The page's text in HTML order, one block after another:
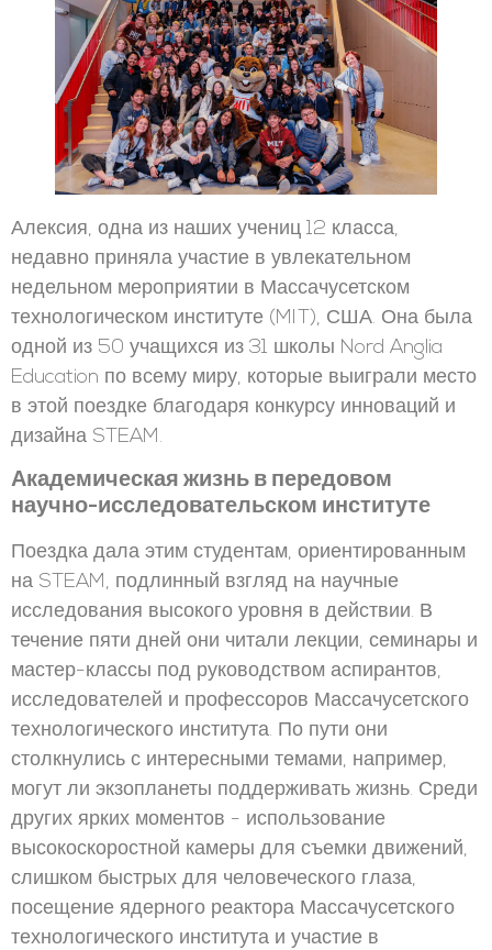
Алексия, одна из наших учениц 12 класса,
недавно приняла участие в увлекательном
недельном мероприятии в Массачусетском
технологическом институте (MIT), США. Она была
одной из 50 учащихся из 31 школы Nord Anglia
Education по всему миру, которые выиграли место
в этой поездке благодаря конкурсу инноваций и
дизайна STEAM.
Академическая жизнь в передовом
научно-исследовательском институте
Поездка дала этим студентам, ориентированным
на STEAM, подлинный взгляд на научные
исследования высокого уровня в действии. В
течение пяти дней они читали лекции, семинары и
мастер-классы под руководством аспирантов,
исследователей и профессоров Массачусетского
технологического института. По пути они
столкнулись с интересными темами, например,
могут ли экзопланеты поддерживать жизнь. Среди
других ярких моментов - использование
высокоскоростной камеры для съемки движений,
слишком быстрых для человеческого глаза,
посещение ядерного реактора Массачусетского
технологического института и участие в